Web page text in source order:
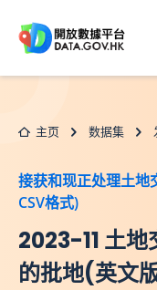
主页 数据集
接获和现正处理土地
CSV格式)
2023-11 土
的批地(英文